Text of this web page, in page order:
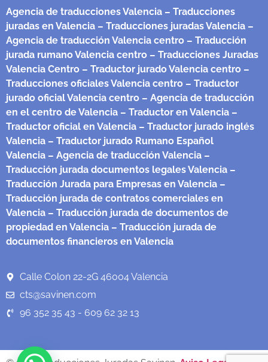
Agencia de traducciones Valencia – Traducciones
juradas en Valencia – Traducciones juradas Valencia –
Agencia de traducción Valencia centro – Traducción
jurada rumano Valencia centro – Traducciones Juradas
Valencia Centro – Traductor jurado Valencia centro –
Traducciones oficiales Valencia centro – Traductor
jurado oficial Valencia centro – Agencia de traducción
en el centro de Valencia – Traductor en Valencia –
Traductor oficial en Valencia – Traductor jurado inglés
Valencia – Traductor jurado Rumano Español
Valencia – Agencia de traducción Valencia –
Traducción jurada documentos legales Valencia –
Traducción Jurada para Empresas en Valencia –
Traducción jurada de contratos comerciales en
Valencia – Traducción jurada de documentos de
propiedad en Valencia – Traducción jurada de
documentos financieros en Valencia
Calle Colon 22-2G 46004 Valencia
cts@savinen.com
96 352 35 43 - 609 62 32 13